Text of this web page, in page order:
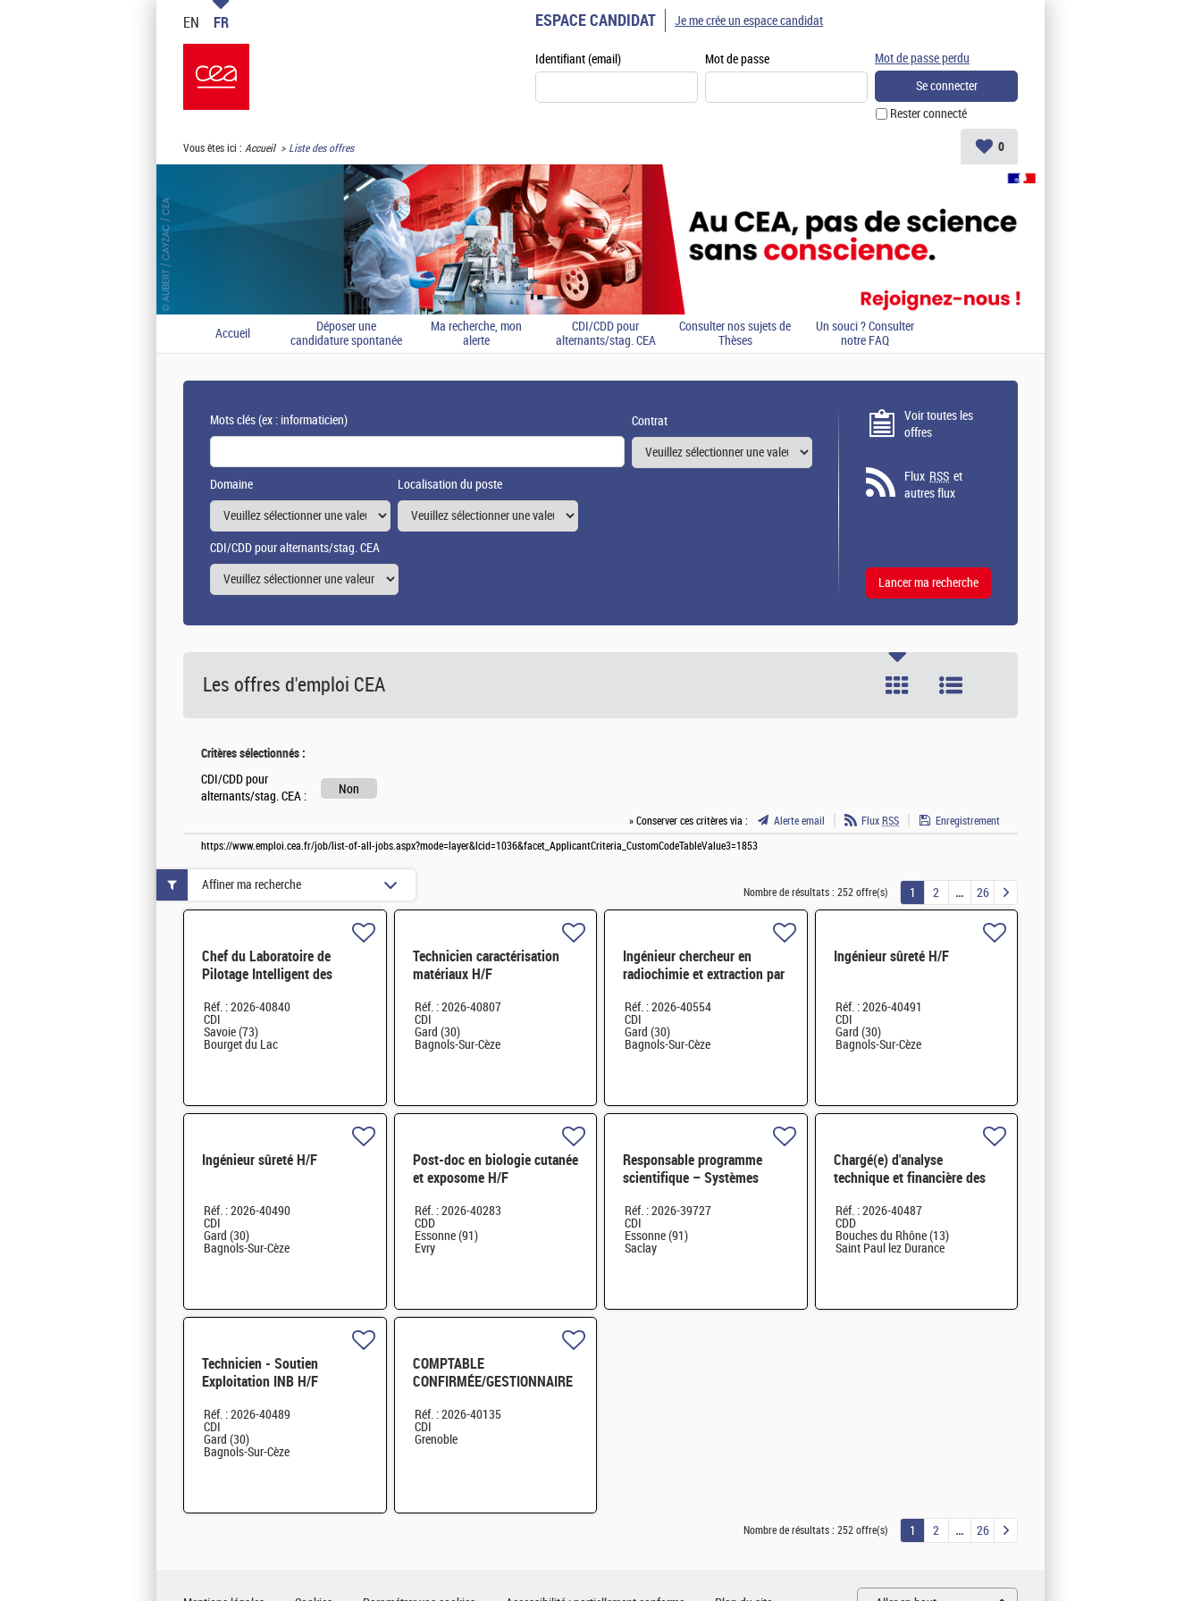
EN FR ESPACE CANDIDAT
Identifiant (email) Mot de passe
Rester connecté
Mot de passe perdu
Je me crée un espace candidat
Vous êtes ici : Accueil Liste des offres 0
Accueil
Déposer une
candidature spontanée
Ma recherche, mon
alerte
CDI/CDD pour
alternants/stag. CEA
Consulter nos sujets de
Thèses
Un souci ? Consulter
notre FAQ
Mots clés(ex : informaticien) Contrat
Domaine Localisation du poste
CDI/CDD pour alternants/stag. CEA
Voir toutes les
offres
Flux RSS et
autres flux
Les offres d'emploi CEA
Critères sélectionnés :
CDI/CDD pour
alternants/stag. CEA :
Non
» Conserver ces critères via : Alerte email Flux RSS
Enregistrement
https://www.emploi.cea.fr/job/list-of-all-jobs.aspx?mode=layer&lcid=1036&facet_ApplicantCriteria_CustomCodeTableValue3=1853
Nombre de résultats : 252 offre(s) 1 2 26
Chef du Laboratoire de
Pilotage Intelligent des
H/F
Réf. : 2026-40840
CDI
Savoie (73)
Bourget du Lac
Technicien caractérisation
matériaux H/F
Réf. : 2026-40807
CDI
Gard (30)
Bagnols-Sur-Cèze
Ingénieur chercheur en
radiochimie et extraction par
Réf. : 2026-40554
CDI
Gard (30)
Bagnols-Sur-Cèze
Ingénieur sûreté H/F
Réf. : 2026-40491
CDI
Gard (30)
Bagnols-Sur-Cèze
Ingénieur sûreté H/F
Réf. : 2026-40490
CDI
Gard (30)
Bagnols-Sur-Cèze
Post-doc en biologie cutanée
et exposome H/F
Réf. : 2026-40283
CDD
Essonne (91)
Evry
Responsable programme
scientifique – Systèmes
calcul - CDI-Paris-Saclay H/F
Réf. : 2026-39727
CDI
Essonne (91)
Saclay
Chargé(e) d'analyse
technique et financière des
électromécanique H/F
Réf. : 2026-40487
CDD
Bouches du Rhône (13)
Saint Paul lez Durance
Technicien - Soutien
Exploitation INB H/F
Réf. : 2026-40489
CDI
Gard (30)
Bagnols-Sur-Cèze
COMPTABLE
CONFIRMÉE/GESTIONNAIRE
Réf. : 2026-40135
CDI
Grenoble
Affiner ma recherche
Nombre de résultats : 252 offre(s) 1 2 26